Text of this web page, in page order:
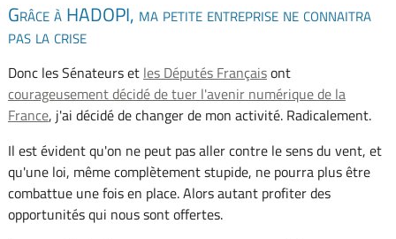
Grâce à HADOPI, ma petite entreprise ne connaitra
pas la crise
Donc les Sénateurs et les Députés Françaisont
courageusement décidé de tuer l'avenir numérique de la
France, j'ai décidé de changer de mon activité. Radicalement.
Il est évident qu'on ne peut pas aller contre le sens du vent, et
qu'une loi, même complètement stupide, ne pourra plus être
combattue une fois en place. Alors autant profiter des
opportunités qui nous sont offertes.